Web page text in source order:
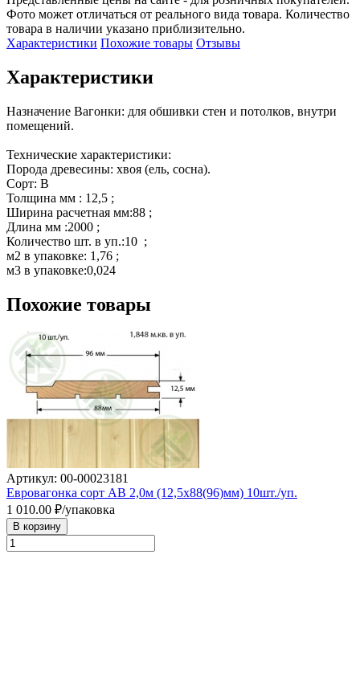
Фото может отличаться от реального вида товара. Количество
товара в наличии указано приблизительно.
Характеристики Похожие товары Отзывы
Характеристики
Назначение Вагонки: для обшивки стен и потолков, внутри
помещений.
Технические характеристики:
Порода древесины: хвоя (ель, сосна).
Сорт: В
Толщина мм : 12,5 ;
Ширина расчетная мм:88 ;
Длина мм :2000 ;
Количество шт. в уп.:10  ;
м2 в упаковке: 1,76 ;
м3 в упаковке:0,024
Похожие товары
Артикул: 00-00023181
Евровагонка сорт АВ 2,0м (12,5х88(96)мм) 10шт./уп.
1 010.00 ₽/упаковка
В корзину